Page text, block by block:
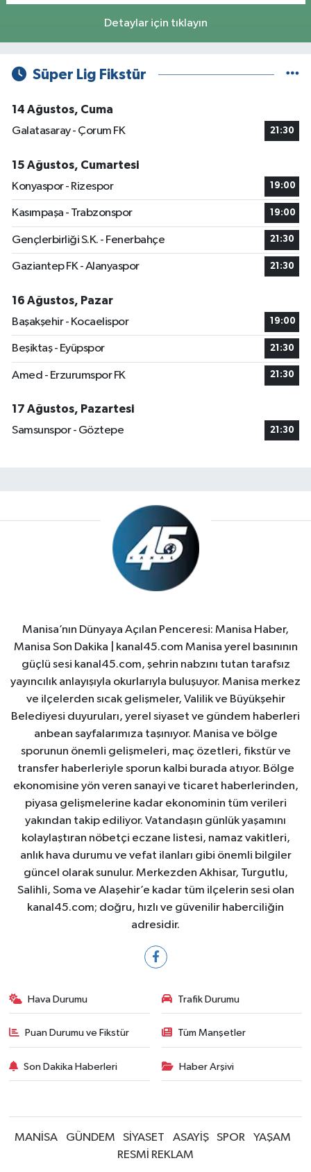
Detaylar için tıklayın
Süper Lig Fikstür
14 Ağustos, Cuma
Galatasaray - Çorum FK
21:30
15 Ağustos, Cumartesi
Konyaspor - Rizespor
19:00
Kasımpaşa - Trabzonspor 19:00
Gençlerbirliği S.K. - Fenerbahçe 21:30
Gaziantep FK - Alanyaspor 21:30
16 Ağustos, Pazar
Başakşehir - Kocaelispor
19:00
Beşiktaş - Eyüpspor 21:30
Amed - Erzurumspor FK 21:30
17 Ağustos, Pazartesi
Samsunspor - Göztepe
21:30
Manisa’nın Dünyaya Açılan Penceresi: Manisa Haber,
Manisa Son Dakika | kanal45.com Manisa yerel basınının
güçlü sesi kanal45.com, şehrin nabzını tutan tarafsız
yayıncılık anlayışıyla okurlarıyla buluşuyor. Manisa merkez
ve ilçelerden sıcak gelişmeler, Valilik ve Büyükşehir
Belediyesi duyuruları, yerel siyaset ve gündem haberleri
anbean sayfalarımıza taşınıyor. Manisa ve bölge
sporunun önemli gelişmeleri, maç özetleri, fikstür ve
transfer haberleriyle sporun kalbi burada atıyor. Bölge
ekonomisine yön veren sanayi ve ticaret haberlerinden,
piyasa gelişmelerine kadar ekonominin tüm verileri
yakından takip ediliyor. Vatandaşın günlük yaşamını
kolaylaştıran nöbetçi eczane listesi, namaz vakitleri,
anlık hava durumu ve vefat ilanları gibi önemli bilgiler
güncel olarak sunulur. Merkezden Akhisar, Turgutlu,
Salihli, Soma ve Alaşehir’e kadar tüm ilçelerin sesi olan
kanal45.com; doğru, hızlı ve güvenilir haberciliğin
adresidir.
Hava Durumu Trafik Durumu
Puan Durumu ve Fikstür Tüm Manşetler
Son Dakika Haberleri Haber Arşivi
MANİSA GÜNDEM SİYASET ASAYİŞ SPOR
YAŞAM
RESMİ REKLAM